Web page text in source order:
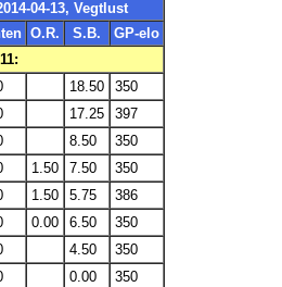
04-13, Vegtlust
O.R. S.B.
GP-elo
18.50
350
17.25
397
8.50
350
1.50 7.50
350
1.50 5.75
386
0.00 6.50
350
4.50
350
0.00 350